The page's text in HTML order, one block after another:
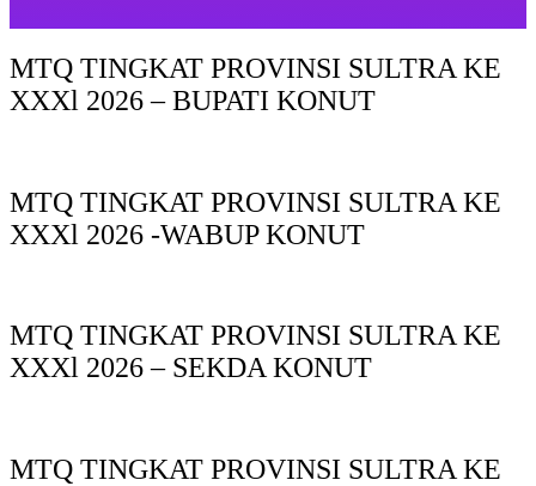
MTQ TINGKAT PROVINSI SULTRA KE
XXXl 2026 – BUPATI KONUT
MTQ TINGKAT PROVINSI SULTRA KE
XXXl 2026 -WABUP KONUT
MTQ TINGKAT PROVINSI SULTRA KE
XXXl 2026 – SEKDA KONUT
MTQ TINGKAT PROVINSI SULTRA KE